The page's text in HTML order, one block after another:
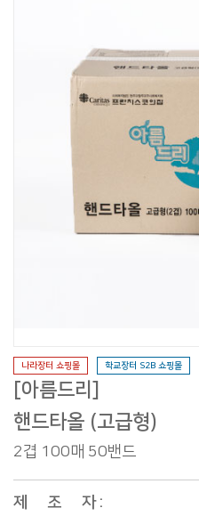
나라장터 쇼핑몰 학교장터 S2B 쇼핑몰
[아름드리]
핸드타올 (고급형)
2겹 100매 50밴드
제 조 자